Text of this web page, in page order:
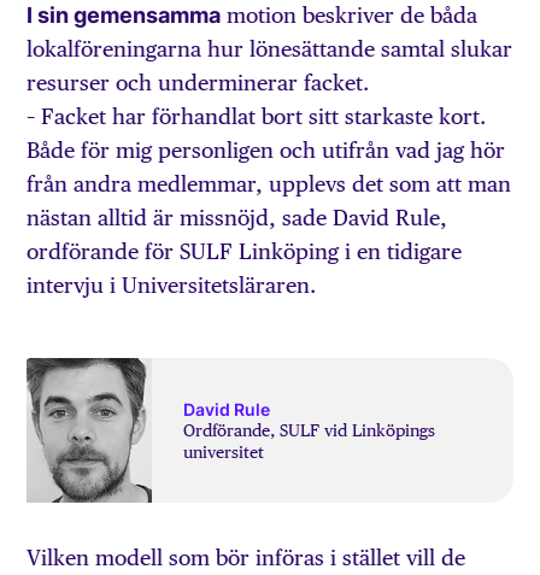
I sin gemensamma motion beskriver de båda
lokalföreningarna hur lönesättande samtal slukar
resurser och underminerar facket.
– Facket har förhandlat bort sitt starkaste kort.
Både för mig personligen och utifrån vad jag hör
från andra medlemmar, upplevs det som att man
nästan alltid är missnöjd, sade David Rule,
ordförande för SULF Linköping i en tidigare
intervju i Universitetsläraren.
David Rule
Ordförande, SULF vid Linköpings
universitet
Vilken modell som bör införas i stället vill de